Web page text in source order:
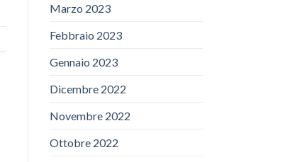
Marzo 2023
Febbraio 2023
Gennaio 2023
Dicembre 2022
Novembre 2022
Ottobre 2022